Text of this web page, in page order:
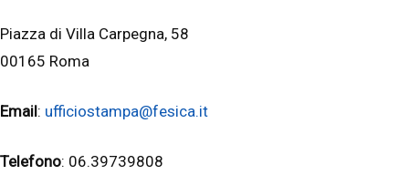
Piazza di Villa Carpegna, 58
00165 Roma
Email: ufficiostampa@fesica.it
Telefono: 06.39739808